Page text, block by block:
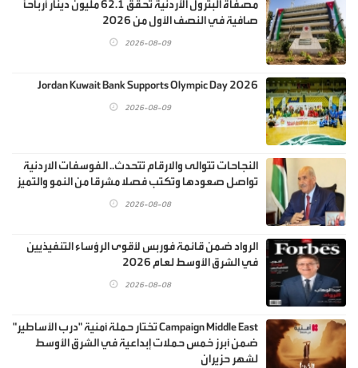
مصفاة البترول الأردنية تحقق 62.1 مليون دينار أرباحاً
صافية في النصف الأول من 2026
2026-08-09
Jordan Kuwait Bank Supports Olympic Day 2026
2026-08-09
النجاحات تتوالى والارقام تتحدث.. الفوسفات الاردنية
تواصل صعودها وتكتب فصلا مشرقا من النمو والتميز
2026-08-08
الرواد ضمن قائمة فوربس لأقوى الرؤساء التنفيذيين
في الشرق الأوسط لعام 2026
2026-08-08
Campaign Middle East تختار حملة أمنية "درب الأساطير"
ضمن أبرز خمس حملات إبداعية في الشرق الأوسط
لشهر حزيران